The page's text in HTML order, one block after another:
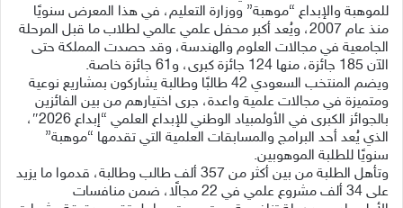
للموهبة والإبداع “موهبة” ووزارة التعليم، في هذا المعرض سنويًا
منذ عام 2007، ويُعد أكبر محفل علمي عالمي لطلاب ما قبل المرحلة
الجامعية في مجالات العلوم والهندسة، وقد حصدت المملكة حتى
الآن 185 جائزة، منها 124 جائزة كبرى، و61 جائزة خاصة.
ويضم المنتخب السعودي 42 طالبًا وطالبة يشاركون بمشاريع نوعية
ومتميزة في مجالات علمية واعدة، جرى اختيارهم من بين الفائزين
بالجوائز الكبرى في الأولمبياد الوطني للإبداع العلمي “إبداع 2026″،
الذي يُعد أحد البرامج والمسابقات العلمية التي تقدمها “موهبة”
سنويًا للطلبة الموهوبين.
وتأهل الطلبة من بين أكثر من 357 ألف طالب وطالبة، قدموا ما يزيد
على 34 ألف مشروع علمي في 22 مجالًا، ضمن منافسات